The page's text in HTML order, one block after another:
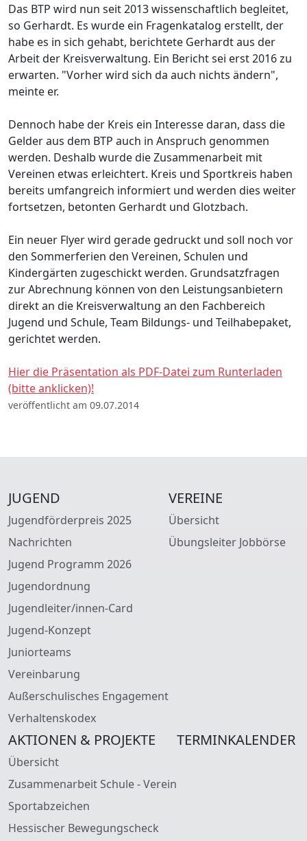
Das BTP wird nun seit 2013 wissenschaftlich begleitet,
so Gerhardt. Es wurde ein Fragenkatalog erstellt, der
habe es in sich gehabt, berichtete Gerhardt aus der
Arbeit der Kreisverwaltung. Ein Bericht sei erst 2016 zu
erwarten. "Vorher wird sich da auch nichts ändern",
meinte er.
Dennoch habe der Kreis ein Interesse daran, dass die
Gelder aus dem BTP auch in Anspruch genommen
werden. Deshalb wurde die Zusammenarbeit mit
Vereinen etwas erleichtert. Kreis und Sportkreis haben
bereits umfangreich informiert und werden dies weiter
fortsetzen, betonten Gerhardt und Glotzbach.
Ein neuer Flyer wird gerade gedruckt und soll noch vor
den Sommerferien den Vereinen, Schulen und
Kindergärten zugeschickt werden. Grundsatzfragen
zur Abrechnung können von den Leistungsanbietern
direkt an die Kreisverwaltung an den Fachbereich
Jugend und Schule, Team Bildungs- und Teilhabepaket,
gerichtet werden.
Hier die Präsentation als PDF-Datei zum Runterladen
(bitte anklicken)!
veröffentlicht am 09.07.2014
JUGEND
Jugendförderpreis 2025
Nachrichten
Jugend Programm 2026
Jugendordnung
Jugendleiter/innen-Card
Jugend-Konzept
Juniorteams
Vereinbarung
Außerschulisches Engagement
Verhaltenskodex
VEREINE
Übersicht
Übungsleiter Jobbörse
AKTIONEN & PROJEKTE
Übersicht
Zusammenarbeit Schule - Verein
Sportabzeichen
Hessischer Bewegungscheck
TERMINKALENDER